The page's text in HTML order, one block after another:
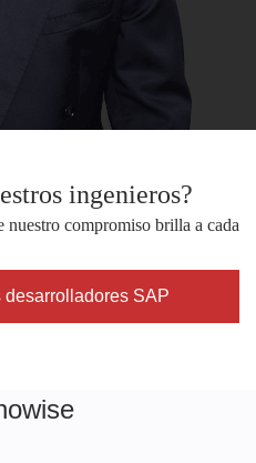
ingenieros?
nuestro compromiso brilla a cada
desarrolladores SAP